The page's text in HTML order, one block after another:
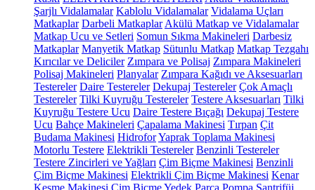
Şarjlı Vidalamalar Kablolu Vidalamalar Vidalama Uçları
Matkaplar Darbeli Matkaplar Akülü Matkap ve Vidalamalar
Matkap Ucu ve Setleri Somun Sıkma Makineleri Darbesiz
Matkaplar Manyetik Matkap Sütunlu Matkap Matkap Tezgahı
Kırıcılar ve Deliciler Zımpara ve Polisaj Zımpara Makineleri
Polisaj Makineleri Planyalar Zımpara Kağıdı ve Aksesuarları
Testereler Daire Testereler Dekupaj Testereler Çok Amaçlı
Testereler Tilki Kuyruğu Testereler Testere Aksesuarları Tilki
Kuyruğu Testere Ucu Daire Testere Bıçağı Dekupaj Testere
Ucu Bahçe Makineleri Çapalama Makinesi Tırpan Çit
Budama Makinesi HidroforYaprak Toplama Makinesi
Motorlu Testere Elektrikli Testereler Benzinli Testereler
Testere Zincirleri ve Yağları Çim Biçme Makinesi Benzinli
Çim Biçme Makinesi Elektrikli Çim Biçme Makinesi Kenar
Kesme Makinesi Çim Biçme Yedek Parça Pompa Santrifüj